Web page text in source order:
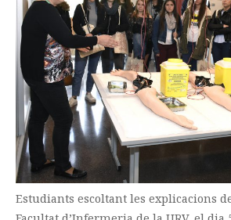
Estudiants escoltant les explicacions